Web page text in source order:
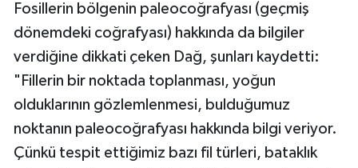
Fosillerin bölgenin paleocoğrafyası (geçmiş
dönemdeki coğrafyası) hakkında da bilgiler
verdiğine dikkati çeken Dağ, şunları kaydetti:
"Fillerin bir noktada toplanması, yoğun
olduklarının gözlemlenmesi, bulduğumuz
noktanın paleocoğrafyası hakkında bilgi veriyor.
Çünkü tespit ettiğimiz bazı fil türleri, bataklık